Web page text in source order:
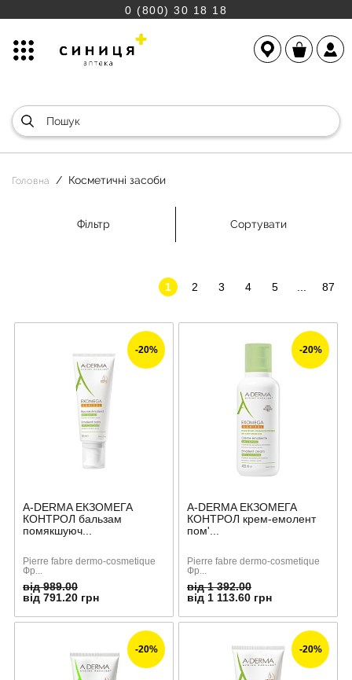
0 (800) 30 18 18
Головна Косметичні засоби
Фільтр Сортувати
1 2 3 4 5 87
-20%
A-DERMA ЕКЗОМЕГА
КОНТРОЛ бальзам
помякшуюч...
Pierre fabre dermo-cosmetique
Фр...
від 989.00
від 791.20 грн
-20%
A-DERMA ЕКЗОМЕГА
КОНТРОЛ крем-емолент
пом'...
Pierre fabre dermo-cosmetique
Фр...
від 1 392.00
від 1 113.60 грн
-20% -20%